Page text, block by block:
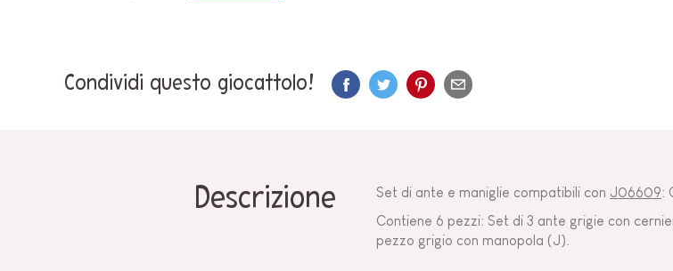
Condividi questo giocattolo!
Descrizione Set di ante e maniglie compatibili con J06609:
Contiene 6 pezzi: Set di 3 ante grigie con
pezzo grigio con manopola (J).